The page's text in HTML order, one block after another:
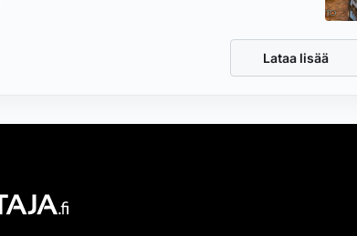
Lataa lisää